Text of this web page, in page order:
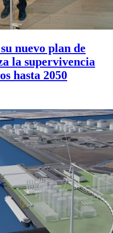
nuevo plan de
la supervivencia
hasta 2050